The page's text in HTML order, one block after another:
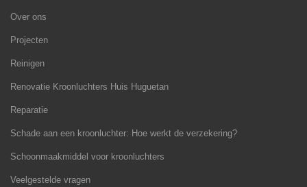
Over ons
Projecten
Reinigen
Renovatie Kroonluchters Huis Huguetan
Reparatie
Schade aan een kroonluchter: Hoe werkt de verzekering?
Schoonmaakmiddel voor kroonluchters
Veelgestelde vragen